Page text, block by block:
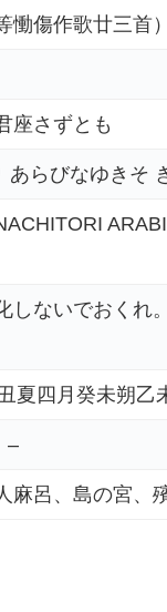
慟傷作歌廿三首）
座さずとも
らびなゆきそ
ないでおくれ
夏四月癸未朔乙
–
呂、島の宮、